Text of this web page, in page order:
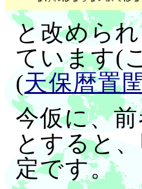
と改めら
ています(
(天保暦置
今仮に、
とすると
定です。